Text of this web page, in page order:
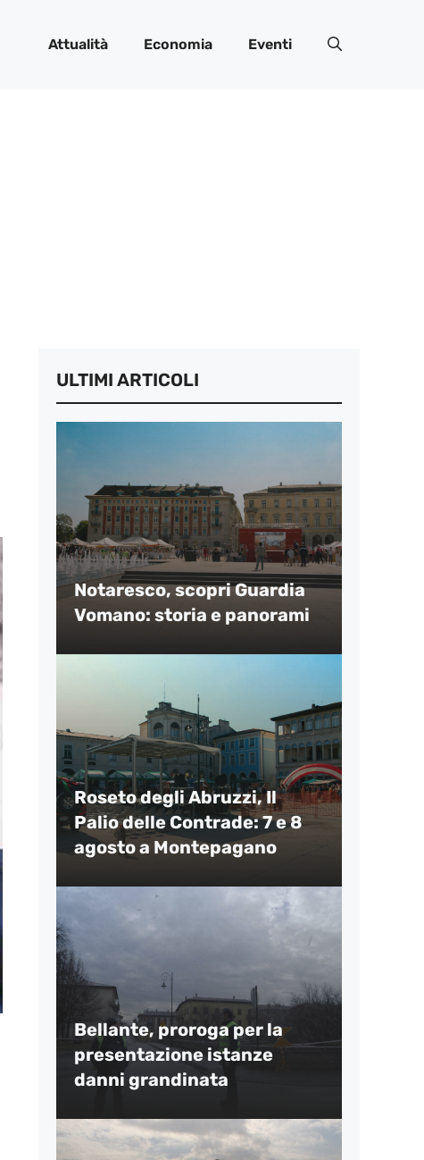
Attualità Economia Eventi
ULTIMI ARTICOLI
Notaresco, scopri Guardia
Vomano: storia e panorami
Roseto degli Abruzzi, Il
Palio delle Contrade: 7 e 8
agosto a Montepagano
Bellante, proroga per la
presentazione istanze
danni grandinata